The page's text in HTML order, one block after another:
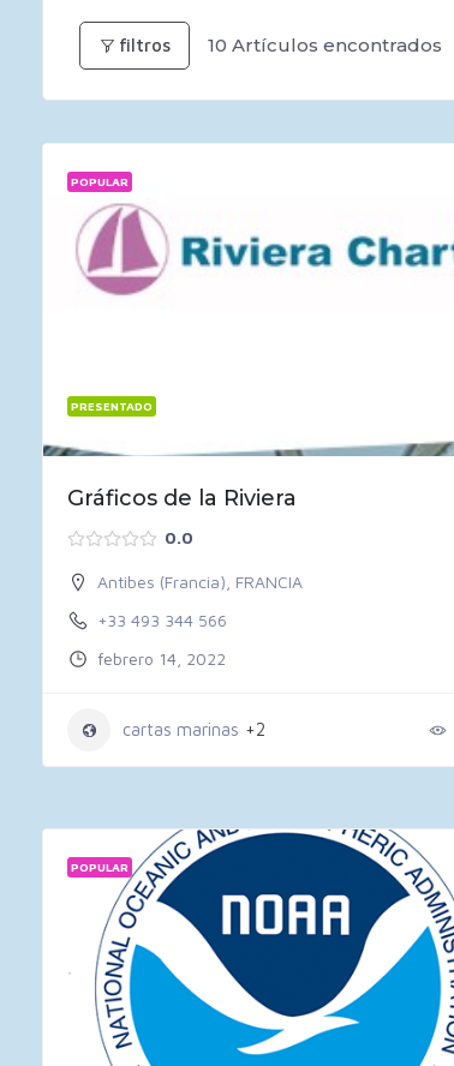
filtros 10 Artículos encontrados
POPULAR
PRESENTADO
Gráficos de la Riviera
0.0
Antibes (Francia) FRANCIA
+33 493 344 566
febrero 14, 2022
cartas marinas +2
POPULAR